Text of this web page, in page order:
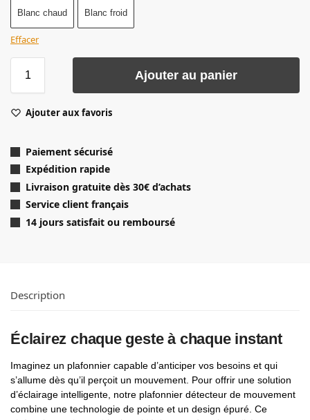
Blanc chaud Blanc froid
Effacer
Ajouter au panier
Ajouter aux favoris
Paiement sécurisé
Expédition rapide
Livraison gratuite dès 30€ d’achats
Service client français
14 jours satisfait ou remboursé
Description
Éclairez chaque geste à chaque instant
Imaginez un plafonnier capable d’anticiper vos besoins et qui
s’allume dès qu’il perçoit un mouvement. Pour offrir une solution
d’éclairage intelligente, notre plafonnier détecteur de mouvement
combine une technologie de pointe et un design épuré. Ce